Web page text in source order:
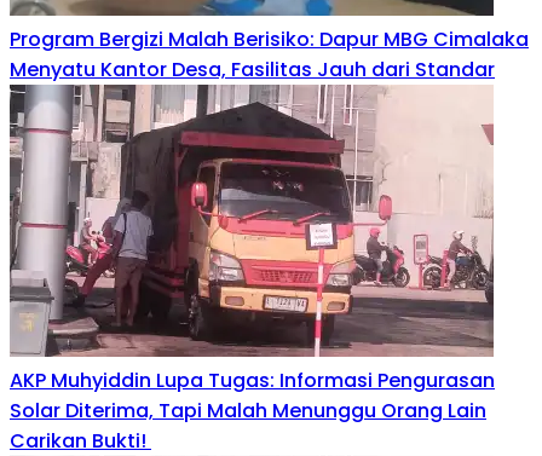
Program Bergizi Malah Berisiko: Dapur MBG Cimalaka
Menyatu Kantor Desa, Fasilitas Jauh dari Standar
AKP Muhyiddin Lupa Tugas: Informasi Pengurasan
Solar Diterima, Tapi Malah Menunggu Orang Lain
Carikan Bukti!